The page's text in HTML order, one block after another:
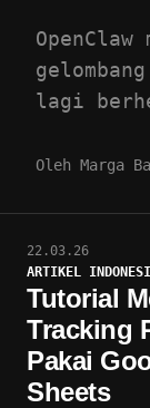
lagi
channel,
Oleh Marga
22.03.26
ARTIKEL
Tutorial
Tracking
Pakai
Sheets